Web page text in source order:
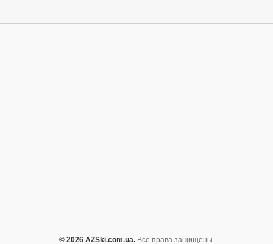
© 2026 AZSki.com.ua.Все права защищены.